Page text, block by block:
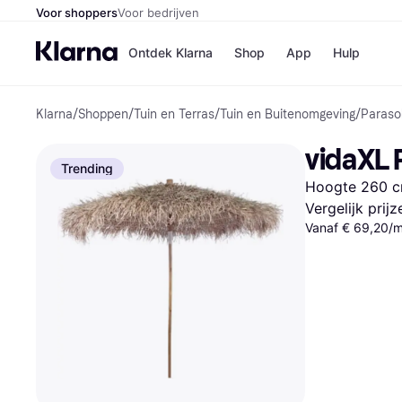
Voor shoppersVoor bedrijven
Ontdek Klarna Shop
Winkels
Bol
H&M
App Hulp
Klarna/Shoppen/Tuin en Terras/Tuin en Buitenomgeving/
Trending vidaXL
Hoogte 260
Vergelijk
Vanaf € 69,20/